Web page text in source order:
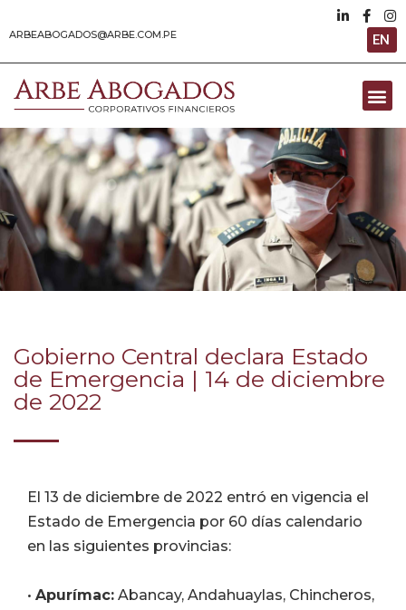
ARBEABOGADOS@ARBE.COM.PE EN
Gobierno Central declara Estado
de Emergencia | 14 de diciembre
de 2022‎‎‎‎‎‎‎‎ㅤ‎‎‎‎‎‎‎‎ㅤ‎‎‎‎‎‎‎‎ㅤ‎‎‎‎‎‎‎‎ㅤ‎‎‎‎‎‎‎‎ㅤ‎‎‎‎‎‎‎‎ㅤ‎‎‎‎‎‎‎‎ㅤ‎‎‎‎‎‎‎‎ㅤ‎‎‎‎‎‎‎‎ㅤ‎‎‎‎‎‎‎‎ㅤ
El 13 de diciembre de 2022 entró en vigencia el
Estado de Emergencia por 60 días calendario
en las siguientes provincias:
• Apurímac: Abancay, Andahuaylas, Chincheros,